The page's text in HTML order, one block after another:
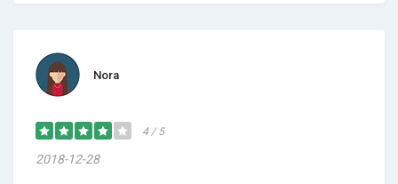
Nora
4 / 5
2018-12-28